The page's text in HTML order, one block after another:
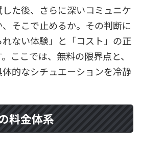
た後、さらに深いコミュニケ
そこで止めるか。その判断に
ない体験」と「コスト」の正
ここでは、無料の限界点と、
的なシチュエーションを冷静
料金体系